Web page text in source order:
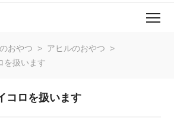
おやつ > アヒルのおやつ >
を扱います
コロを扱います